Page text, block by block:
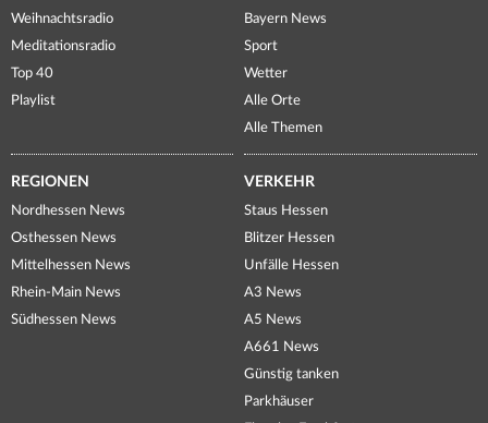
Weihnachtsradio
Meditationsradio
Top 40
Playlist
Bayern News
Sport
Wetter
Alle Orte
Alle Themen
REGIONEN
Nordhessen News
Osthessen News
Mittelhessen News
Rhein-Main News
Südhessen News
VERKEHR
Staus Hessen
Blitzer Hessen
Unfälle Hessen
A3 News
A5 News
A661 News
Günstig tanken
Parkhäuser